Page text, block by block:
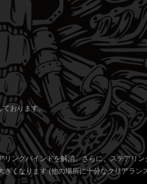
ております。
ングバインドを解消。さらに、ステアリ
くなります (他の場所に十分なクリアラン